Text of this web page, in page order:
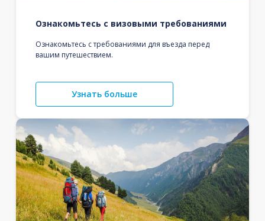
Ознакомьтесь с визовыми требованиями
Ознакомьтесь с требованиями для въезда перед
вашим путешествием.
Узнать больше